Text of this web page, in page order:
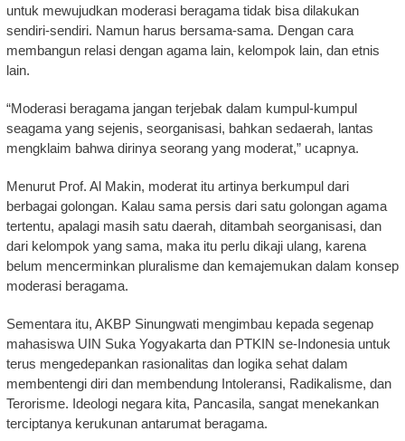
untuk mewujudkan moderasi beragama tidak bisa dilakukan
sendiri-sendiri. Namun harus bersama-sama. Dengan cara
membangun relasi dengan agama lain, kelompok lain, dan etnis
lain.
“Moderasi beragama jangan terjebak dalam kumpul-kumpul
seagama yang sejenis, seorganisasi, bahkan sedaerah, lantas
mengklaim bahwa dirinya seorang yang moderat,” ucapnya.
Menurut Prof. Al Makin, moderat itu artinya berkumpul dari
berbagai golongan. Kalau sama persis dari satu golongan agama
tertentu, apalagi masih satu daerah, ditambah seorganisasi, dan
dari kelompok yang sama, maka itu perlu dikaji ulang, karena
belum mencerminkan pluralisme dan kemajemukan dalam konsep
moderasi beragama.
Sementara itu, AKBP Sinungwati mengimbau kepada segenap
mahasiswa UIN Suka Yogyakarta dan PTKIN se-Indonesia untuk
terus mengedepankan rasionalitas dan logika sehat dalam
membentengi diri dan membendung Intoleransi, Radikalisme, dan
Terorisme. Ideologi negara kita, Pancasila, sangat menekankan
terciptanya kerukunan antarumat beragama.